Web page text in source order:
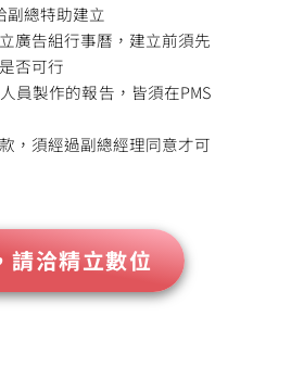
副總特助建立
廣告組行事曆，建立前須先
否可行
員製作的報告，皆須在PMS
，須經過副總經理同意才可
請洽精立數位